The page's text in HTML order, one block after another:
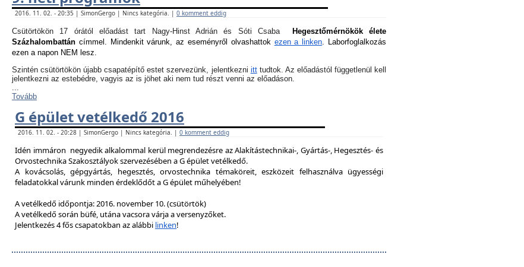
2016. 11. 02. - 20:35 | SimonGergo | Nincs kategória. | 0 komment eddig
Csütörtökön 17 órától előadást tart Nagy-Hinst Adrián és Sóti Csaba
Hegesztőmérnökök élete
Százhalombattán címmel. Mindenkit várunk, az eseményről olvashattok ezen a linken. Laborfoglalkozás
ezen a napon NEM lesz.
Szintén csütörtökön újabb csapatépítő estet szervezünk, jelentkezni itttudtok. Az előadástól függetlenül kell
jelentkezni az estebédre, vagyis az is jöhet aki nem tud részt venni az előadáson.
...
Tovább
G épület vetélkedő 2016
2016. 11. 02. - 20:28 | SimonGergo | Nincs kategória. | 0 komment eddig
Idén immáron negyedik alkalommal kerül megrendezésre az Alakítástechnikai-, Gyártás-, Hegesztés- és
Orvostechnika Szakosztályok szervezésében a G épület vetélkedő.
A kovácsolás, gépgyártás, hegesztés, orvostechnika témaköreit, eszközeit felhasználva ügyességi
feladatokkal várunk minden érdeklődőt a G épület műhelyében!
A vetélkedő időpontja: 2016. november 10. (csütörtök)
A vetélkedő során büfé, utána vacsora várja a versenyzőket.
Jelentkezés 4 fős csapatokban az alábbi linken!